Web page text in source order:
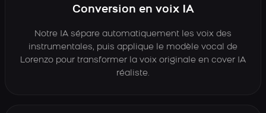
Conversion en voix IA
Notre IA sépare automatiquement les voix des
instrumentales, puis applique le modèle vocal de
Lorenzo pour transformer la voix originale en cover IA
réaliste.